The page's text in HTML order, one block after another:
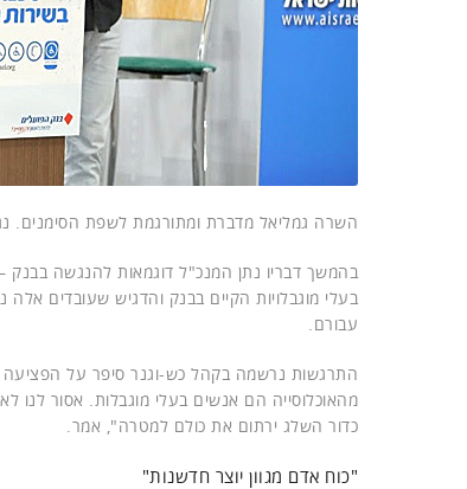
השרה גמליאל מדברת ומתורגמת לשפת הסימנים.
בהמשך דבריו נתן המנכ"ל דוגמאות להנגשה בבנק
בעלי מוגבלויות הקיים בבנק והדגיש שעובדים
עבורם.
מהאוכלוסייה הם אנשים בעלי מוגבלות. אסור לנו
כדור השלג ירתום את כולם למטרה", אמר.
"כוח אדם מגוון יוצר חדשנות"